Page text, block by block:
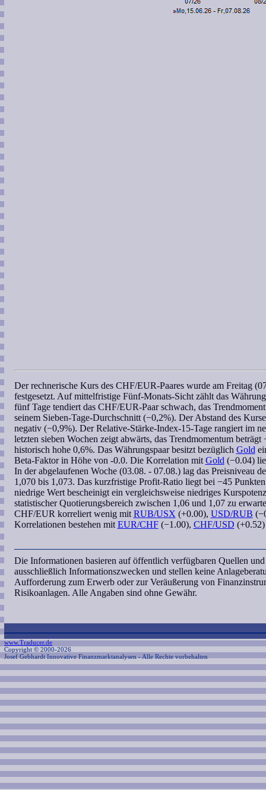
Derrechnerische Kursdes CHF/EUR-Paares wurde am Freitag
festgesetzt. Auf mittelfristige Fünf-Monats-Sicht zählt das
fünf Tage tendiert das CHF/EUR-Paar schwach, das
seinem Sieben-Tage-Durchschnitt (−0,2%). Der Abstand des
negativ (−0,9%). DerRelative-Stärke-Index-15-Tagerangiert im
letzten sieben Wochen zeigt abwärts, das Trendmomentumbeträgt
historisch hohe 0,6%. Das Währungspaar besitzt bezüglich Gold
Beta-Faktorin Höhe von -0.0. Die Korrelation mit Gold (−0.04)
In der abgelaufenen Woche (03.08. - 07.08.) lag das Preisniveau
1,070 bis 1,073. Das kurzfristige Profit-Ratioliegt bei −45
niedrige Wert bescheinigt ein vergleichsweise niedriges
statistischer Quotierungsbereich zwischen 1,06 und 1,07 zu
CHF/EUR korreliertwenig mit RUB/USX (+0.00), USD/RUB
Korrelationen bestehen mit EUR/CHF(−1.00), CHF/USD
Die Informationen basieren auf öffentlich verfügbaren Quellen
ausschließlich Informationszwecken und stellen keine
Aufforderung zum Erwerb oder zur Veräußerung von
Risikoanlagen. Alle Angaben sind ohne Gewähr.
www.Traducer.de
Copyright © 2000-2026
Josef Gebhardt Innovative Finanzmarktanalysen - Alle Rechte vorbehalten